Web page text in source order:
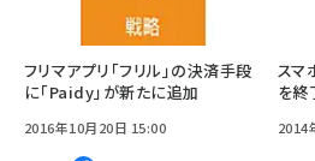
フリマアプリ「フリル」の決済手段
に「Paidy」が新たに追加
2016年10月20日 15:00
スマ
を終
2014